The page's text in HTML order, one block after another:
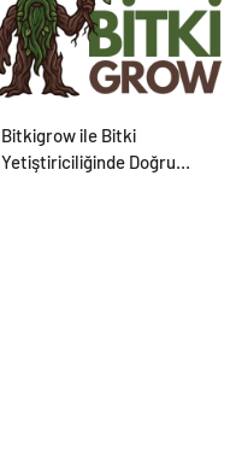
Bitkigrow ile Bitki
Yetiştiriciliğinde Doğru